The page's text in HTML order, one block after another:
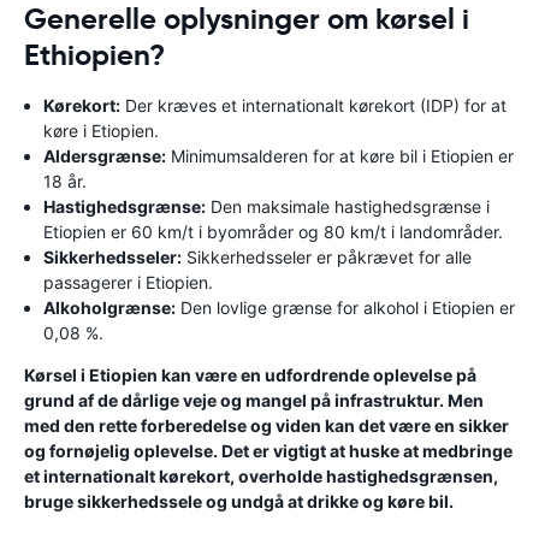
Generelle oplysninger om kørsel i
Ethiopien?
Kørekort: Der kræves et internationalt kørekort (IDP) for at
køre i Etiopien.
Aldersgrænse: Minimumsalderen for at køre bil i Etiopien er
18 år.
Hastighedsgrænse: Den maksimale hastighedsgrænse i
Etiopien er 60 km/t i byområder og 80 km/t i landområder.
Sikkerhedsseler: Sikkerhedsseler er påkrævet for alle
passagerer i Etiopien.
Alkoholgrænse: Den lovlige grænse for alkohol i Etiopien er
0,08 %.
Kørsel i Etiopien kan være en udfordrende oplevelse på
grund af de dårlige veje og mangel på infrastruktur. Men
med den rette forberedelse og viden kan det være en sikker
og fornøjelig oplevelse. Det er vigtigt at huske at medbringe
et internationalt kørekort, overholde hastighedsgrænsen,
bruge sikkerhedssele og undgå at drikke og køre bil.